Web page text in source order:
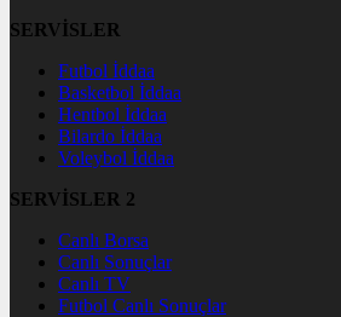
SERVİSLER
Futbol İddaa
Basketbol İddaa
Hentbol İddaa
Bilardo İddaa
Voleybol İddaa
SERVİSLER 2
Canlı Borsa
Canlı Sonuçlar
Canlı TV
Futbol Canlı Sonuçlar